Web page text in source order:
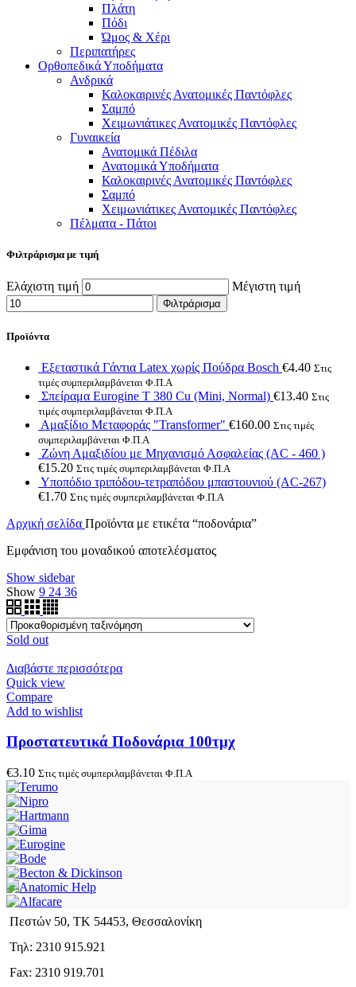
Πλάτη
Πόδι
Ώμος & Χέρι
Περιπατήρες
Ορθοπεδικά Υποδήματα
Ανδρικά
Καλοκαιρινές Ανατομικές Παντόφλες
Σαμπό
Χειμωνιάτικες Ανατομικές Παντόφλες
Γυναικεία
Ανατομικά Πέδιλα
Ανατομικά Υποδήματα
Καλοκαιρινές Ανατομικές Παντόφλες
Σαμπό
Χειμωνιάτικες Ανατομικές Παντόφλες
Πέλματα - Πάτοι
Φιλτράρισμα με τιμή
Ελάχιστη τιμή Μέγιστη τιμή
Φιλτράρισμα
Προϊόντα
Εξεταστικά Γάντια Latex χωρίς Πούδρα Bosch €4.40 Στις
τιμές συμπεριλαμβάνεται Φ.Π.Α
Σπείραμα Eurogine Τ 380 Cu (Mini, Normal) €13.40 Στις
τιμές συμπεριλαμβάνεται Φ.Π.Α
Αμαξίδιο Μεταφοράς "Transformer" €160.00 Στις τιμές
συμπεριλαμβάνεται Φ.Π.Α
Ζώνη Αμαξιδίου με Μηχανισμό Ασφαλείας (AC - 460 )
€15.20 Στις τιμές συμπεριλαμβάνεται Φ.Π.Α
Υποπόδιο τριπόδου-τετραπόδου μπαστουνιού (AC-267)
€1.70 Στις τιμές συμπεριλαμβάνεται Φ.Π.Α
Αρχική σελίδα Προϊόντα με ετικέτα “ποδονάρια”
Εμφάνιση του μοναδικού αποτελέσματος
Show sidebar
Show 9 24 36
Sold out
Διαβάστε περισσότερα
Quick view
Compare
Add to wishlist
Προστατευτικά Ποδονάρια 100τμχ
€3.10 Στις τιμές συμπεριλαμβάνεται Φ.Π.Α
Πεστών 50, ΤΚ 54453, Θεσσαλονίκη
Τηλ: 2310 915.921
Fax: 2310 919.701